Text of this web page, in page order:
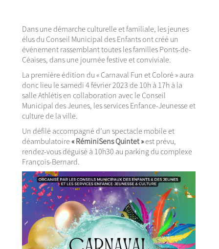
Dans une démarche culturelle et familiale, les jeunes
élus du Conseil Municipal des Enfants ont créé un
événement rassemblant toutes les familles Ponts-de-
Céaises, dans une journée festive et conviviale.
La première édition du « Carnaval Fun et Coloré » aura
donc lieu le samedi 4 février 2023 de 10h à 17h à la
salle Athlétis en collaboration avec le Conseil
Municipal des Jeunes, les services Enfance-Jeunesse et
culture de la ville.
Un défilé accompagné d’un spectacle mobile et
déambulatoire « RéminiSens Quintet»est prévu,
rendez-vous déguisé à 10h30 au parking du complexe
François-Bernard.